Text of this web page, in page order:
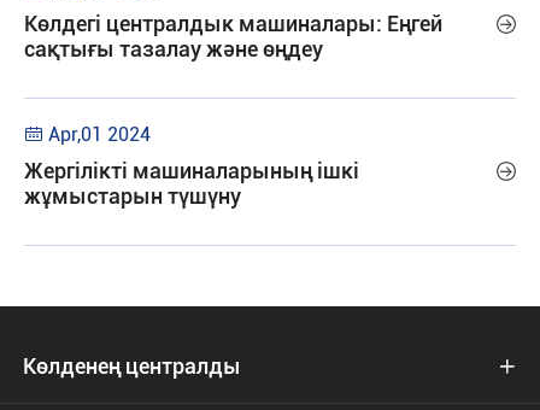
Көлдегі централдык машиналары: Еңгей
сақтығы тазалау және өңдеу

 Apr,01 2024
Жергілікті машиналарының ішкі
жұмыстарын түшүну

Көлденең централды 